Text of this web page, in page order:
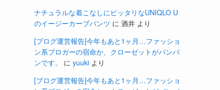
ナチュラルな着こなしにピッタリなUNIQLO U
のイージーカーブパンツ に 酒井 より
[ブログ運営報告]今年もあと1ヶ月…ファッショ
ン系ブロガーの宿命か、クローゼットがパンパ
ンです。
に yuuki より
[ブログ運営報告]今年もあと1ヶ月…ファッショ